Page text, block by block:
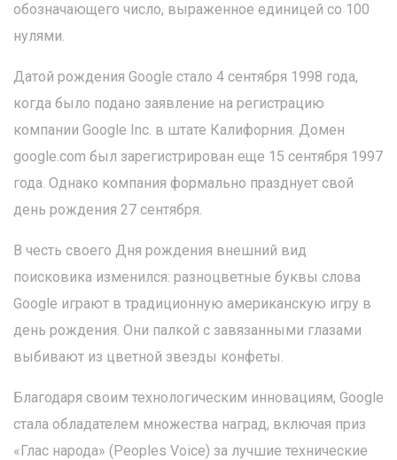
обозначающего число, выраженное единицей со 100
нулями.
Датой рождения Google стало 4 сентября 1998 года,
когда было подано заявление на регистрацию
компании Google Inc. в штате Калифорния. Домен
google.com был зарегистрирован еще 15 сентября 1997
года. Однако компания формально празднует свой
день рождения 27 сентября.
В честь своего Дня рождения внешний вид
поисковика изменился: разноцветные буквы слова
Google играют в традиционную американскую игру в
день рождения. Они палкой с завязанными глазами
выбивают из цветной звезды конфеты.
Благодаря своим технологическим инновациям, Google
стала обладателем множества наград, включая приз
«Глас народа» (Peoples Voice) за лучшие технические